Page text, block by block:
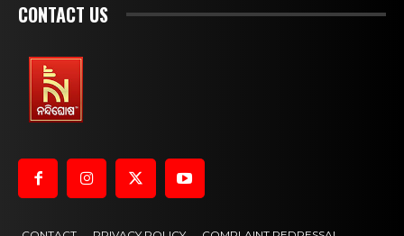
CONTACT US